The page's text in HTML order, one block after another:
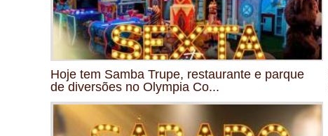
Hoje tem Samba Trupe, restaurante e parque
de diversões no Olympia Co...